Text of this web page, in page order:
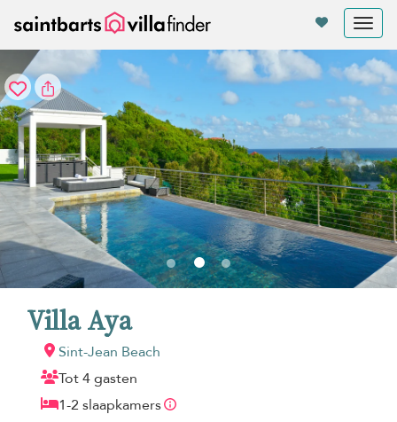
Villa Aya
Sint-Jean Beach
Tot 4 gasten
1-2 slaapkamers
Cookies beheer paneel